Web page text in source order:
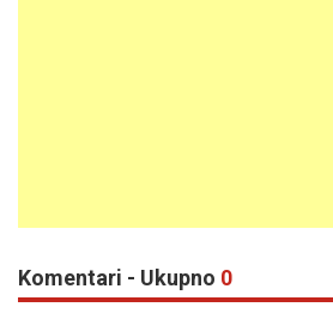
Komentari - Ukupno 0